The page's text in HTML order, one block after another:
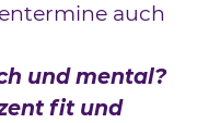
auch
und mental?
fit und